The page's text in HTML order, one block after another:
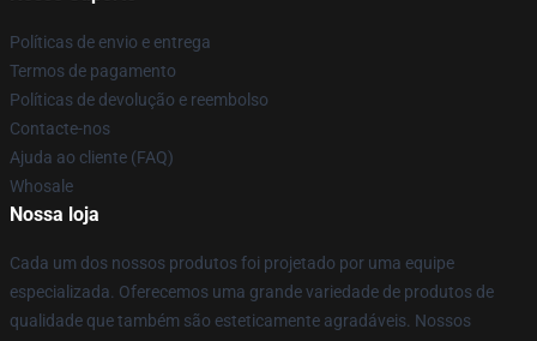
Políticas de envio e entrega
Termos de pagamento
Políticas de devolução e reembolso
Contacte-nos
Ajuda ao cliente (FAQ)
Whosale
Nossa loja
Cada um dos nossos produtos foi projetado por uma equipe
especializada. Oferecemos uma grande variedade de produtos de
qualidade que também são esteticamente agradáveis. Nossos